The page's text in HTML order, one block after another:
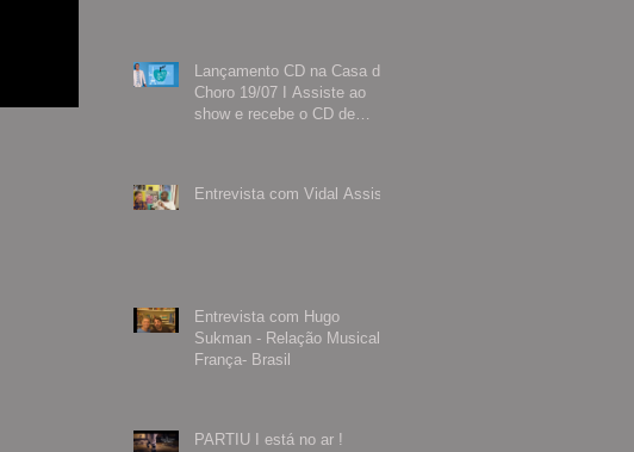
Lançamento CD na Casa do
Choro 19/07 I Assiste ao
show e recebe o CD de
Entrevista com Vidal Assis
Entrevista com Hugo
Sukman - Relação Musical
França- Brasil
PARTIU I está no ar !